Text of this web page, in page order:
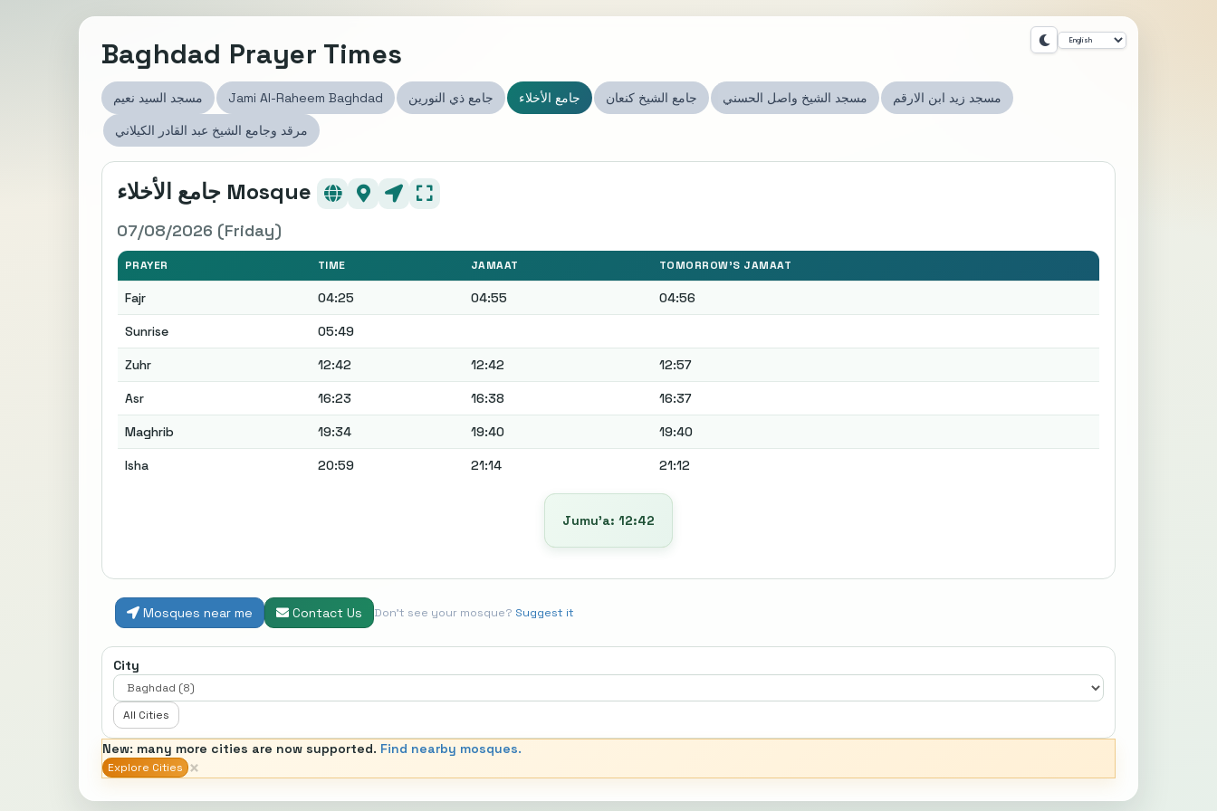
Baghdad Prayer Times
مسجد السيد نعيم Jami Al-Raheem Baghdad جامع ذي النورين جامع الأخلاء جامع الشيخ كنعان مسجد الشيخ واصل الحسني
مسجد زيد ابن الارقم
مرقد وجامع الشيخ عبد القادر الكيلاني
جامع الأخلاء Mosque
07/08/2026 (Friday)
PRAYER TIME JAMAAT TOMORROW'S JAMAAT
Fajr 04:25 04:55 04:56
Sunrise 05:49
Zuhr 12:42 12:42 12:57
Asr 16:23 16:38 16:37
Maghrib 19:34 19:40 19:40
Isha 20:59 21:14 21:12
Jumu’a: 12:42
Mosques near me Contact Us Don't see your mosque? Suggest it
City
All Cities
New: many more cities are now supported. Find nearby mosques.
Explore Cities ×